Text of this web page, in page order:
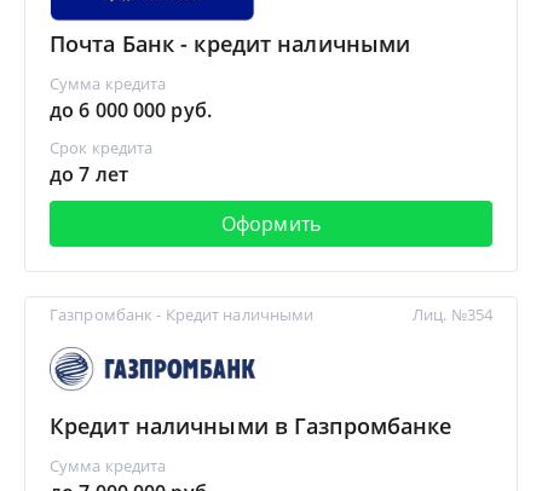
Почта Банк - кредит наличными
Сумма кредита
до 6 000 000 руб.
Срок кредита
до 7 лет
Оформить
Газпромбанк - Кредит наличными
Кредит наличными в Газпромбанке
Сумма кредита
Лиц. №354